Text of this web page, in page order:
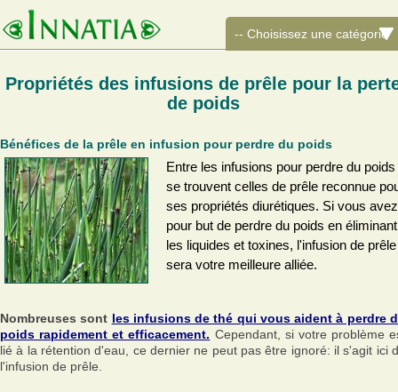
Propriétés des infusions de prêle pour la
de poids
Bénéfices de la prêle en infusion pour perdre du poids
Entre les infusions pour perdre du poids
se trouvent celles de prêle reconnue
ses propriétés diurétiques. Si vous avez
pour but de perdre du poids en éliminant
les liquides et toxines, l'infusion de prêle
sera votre meilleure alliée.
Nombreuses sont les infusions de thé qui vous aident à perdre
poids rapidement et efficacement. Cependant, si votre problème
lié à la rétention d'eau, ce dernier ne peut pas être ignoré: il s'agit ici
l'infusion de prêle.